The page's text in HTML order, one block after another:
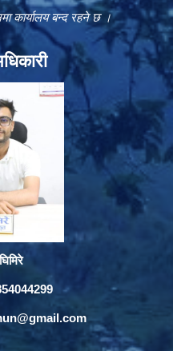
कार्यालय बन्द रहने छ ।